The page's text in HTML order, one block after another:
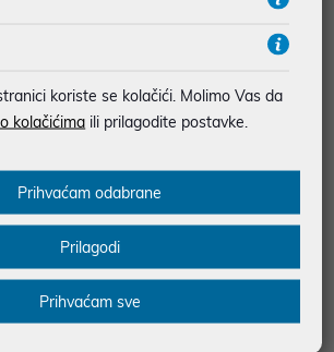
od 12 do 36 mj. već od
NA RATE
prezentirani u dobroj namjeri. Mikronis d.o.o. ne
pogreške nastale u opisu proizvoda, greške
koriste se kolačići. Molimo Vas da
kolačićima ili prilagodite postavke.
Prihvaćam odabrane
Prilagodi
Prihvaćam sve